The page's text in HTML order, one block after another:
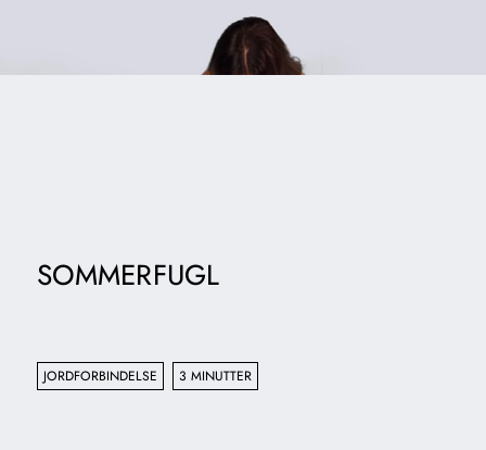
SOMMERFUGL
JORDFORBINDELSE 3 MINUTTER